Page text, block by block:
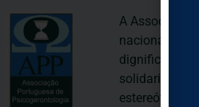
A
nacional,
dignificação,
estereótipos